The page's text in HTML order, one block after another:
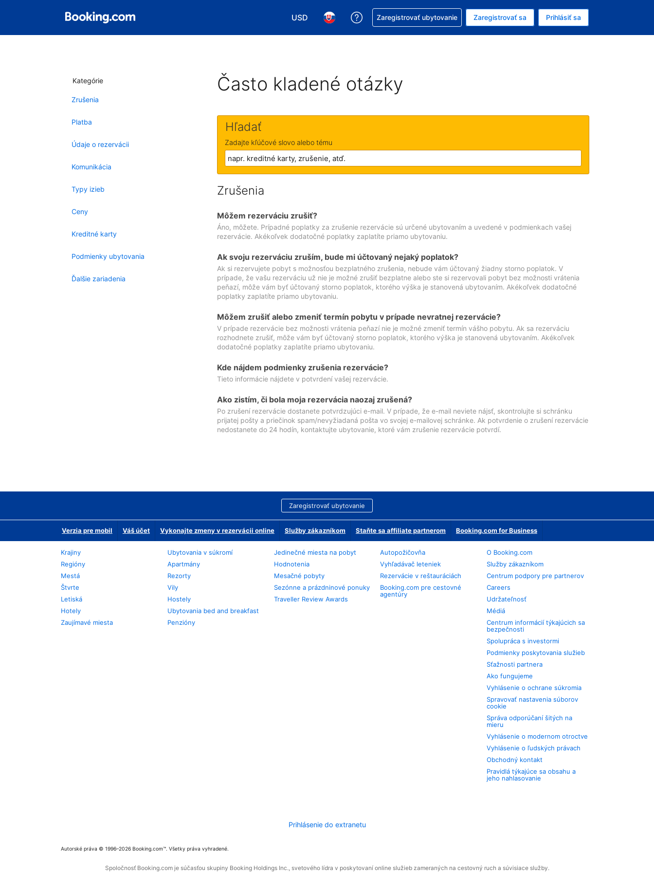
USD
Vybrať menu. Momentálne máte zvolenú menu Americký dolár
Vybrať jazyk. Momentálne máte zvolený jazyk V slovenčine
Získajte pomoc s rezerváciou
Zaregistrovať ubytovanie Zaregistrovať sa Prihlásiť sa
Kategórie
Zrušenia
Platba
Údaje o rezervácii
Komunikácia
Typy izieb
Ceny
Kreditné karty
Podmienky ubytovania
Ďalšie zariadenia
Často kladené otázky
Hľadať
Zadajte kľúčové slovo alebo tému
Zrušenia
Môžem rezerváciu zrušiť?
Áno, môžete. Prípadné poplatky za zrušenie rezervácie sú určené ubytovaním a uvedené v podmienkach vašej
rezervácie. Akékoľvek dodatočné poplatky zaplatíte priamo ubytovaniu.
Ak svoju rezerváciu zruším, bude mi účtovaný nejaký poplatok?
Ak si rezervujete pobyt s možnosťou bezplatného zrušenia, nebude vám účtovaný žiadny storno poplatok. V
prípade, že vašu rezerváciu už nie je možné zrušiť bezplatne alebo ste si rezervovali pobyt bez možnosti vrátenia
peňazí, môže vám byť účtovaný storno poplatok, ktorého výška je stanovená ubytovaním. Akékoľvek dodatočné
poplatky zaplatíte priamo ubytovaniu.
Môžem zrušiť alebo zmeniť termín pobytu v prípade nevratnej rezervácie?
V prípade rezervácie bez možnosti vrátenia peňazí nie je možné zmeniť termín vášho pobytu. Ak sa rezerváciu
rozhodnete zrušiť, môže vám byť účtovaný storno poplatok, ktorého výška je stanovená ubytovaním. Akékoľvek
dodatočné poplatky zaplatíte priamo ubytovaniu.
Kde nájdem podmienky zrušenia rezervácie?
Tieto informácie nájdete v potvrdení vašej rezervácie.
Ako zistím, či bola moja rezervácia naozaj zrušená?
Po zrušení rezervácie dostanete potvrdzujúci e-mail. V prípade, že e-mail neviete nájsť, skontrolujte si schránku
prijatej pošty a priečinok spam/nevyžiadaná pošta vo svojej e-mailovej schránke. Ak potvrdenie o zrušení rezervácie
nedostanete do 24 hodín, kontaktujte ubytovanie, ktoré vám zrušenie rezervácie potvrdí.
Zaregistrovať ubytovanie
Verzia pre mobil Váš účet Vykonajte zmeny v rezervácii online Služby zákazníkom Staňte sa affiliate partnerom Booking.com for Business
Krajiny
Regióny
Mestá
Štvrte
Letiská
Hotely
Zaujímavé miesta
Ubytovania v súkromí
Apartmány
Rezorty
Vily
Hostely
Ubytovania bed and breakfast
Penzióny
Jedinečné miesta na pobyt
Hodnotenia
Mesačné pobyty
Sezónne a prázdninové ponuky
Traveller Review Awards
Autopožičovňa
Vyhľadávač leteniek
Rezervácie v reštauráciách
Booking.com pre cestovné
agentúry
O Booking.com
Služby zákazníkom
Centrum podpory pre partnerov
Careers
Udržateľnosť
Médiá
Centrum informácií týkajúcich sa
bezpečnosti
Spolupráca s investormi
Podmienky poskytovania služieb
Sťažnosti partnera
Ako fungujeme
Vyhlásenie o ochrane súkromia
Spravovať nastavenia súborov
cookie
Správa odporúčaní šitých na
mieru
Vyhlásenie o modernom otroctve
Vyhlásenie o ľudských právach
Obchodný kontakt
Pravidlá týkajúce sa obsahu a
jeho nahlasovanie
Prihlásenie do extranetu
Autorské práva © 1996–2026 Booking.com™. Všetky práva vyhradené.
Spoločnosť Booking.com je súčasťou skupiny Booking Holdings Inc., svetového lídra v poskytovaní online služieb zameraných na cestovný ruch a súvisiace služby.